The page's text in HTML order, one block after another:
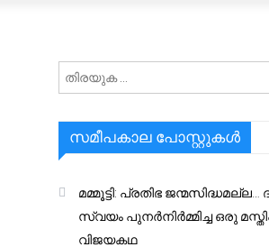
സമീപകാല പോസ്റ്റുകൾ
മമ്മൂട്ടി: പ്രതിഭ
സ്വയം പുനർനിർമ്മിച്ച ഒരു
വിജയകഥ